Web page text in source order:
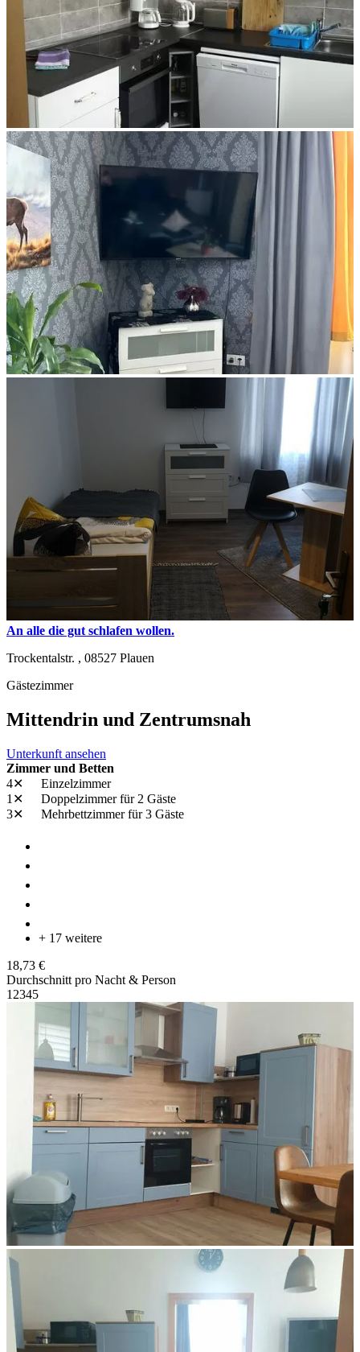
An alle die gut schlafen wollen.
Trockentalstr. , 08527 Plauen
Gästezimmer
Mittendrin und Zentrumsnah
Unterkunft ansehen
Zimmer und Betten
4✕
Einzelzimmer
1✕
Doppelzimmerfür 2 Gäste
3✕
Mehrbettzimmerfür 3 Gäste
+ 17 weitere
18,73 €
Durchschnitt pro Nacht & Person
1 2345